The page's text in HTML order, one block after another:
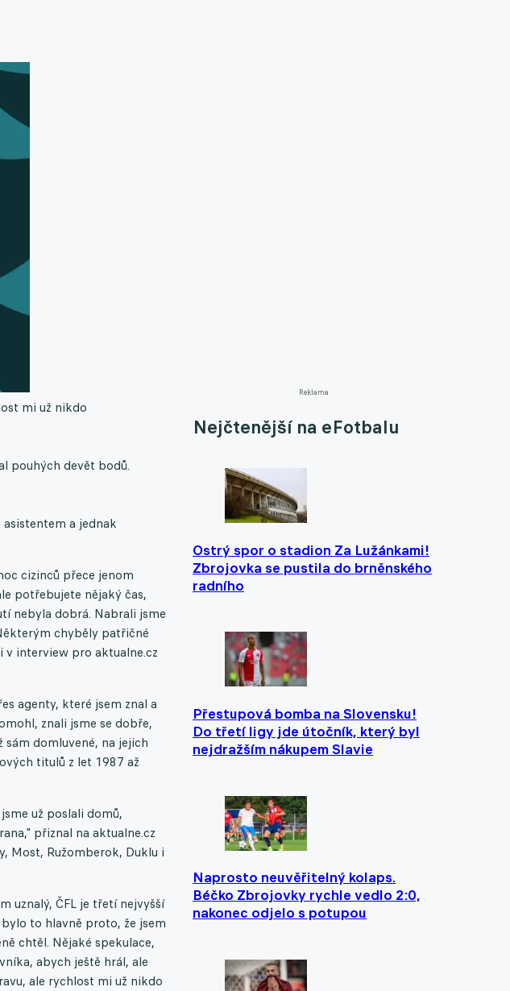
Reklama
Nejčtenější na eFotbalu
Ostrý spor o stadion Za Lužánkami!
Zbrojovka se pustila do brněnského
radního
Přestupová bomba na Slovensku!
Do třetí ligy jde útočník, který byl
nejdražším nákupem Slavie
Naprosto neuvěřitelný kolaps.
Béčko Zbrojovky rychle vedlo 2:0,
nakonec odjelo s potupou
mi už nikdo
pouhých devět bodů.
a jednak
cizinců přece jenom
potřebujete nějaký čas,
nebyla dobrá. Nabrali jsme
chyběly patřičné
v interview pro aktualne.cz
agenty, které jsem znal a
znali jsme se dobře,
sám domluvené, na jejich
titulů z let 1987 až
už poslali domů,
přiznal na aktualne.cz
Most, Ružomberok, Duklu i
uznalý, ČFL je třetí nejvyšší
to hlavně proto, že jsem
chtěl. Nějaké spekulace,
abych ještě hrál, ale
ale rychlost mi už nikdo